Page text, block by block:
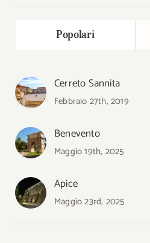
Popolari
Cerreto Sannita
Febbraio 27th, 2019
Benevento
Maggio 19th, 2025
Apice
Maggio 23rd, 2025